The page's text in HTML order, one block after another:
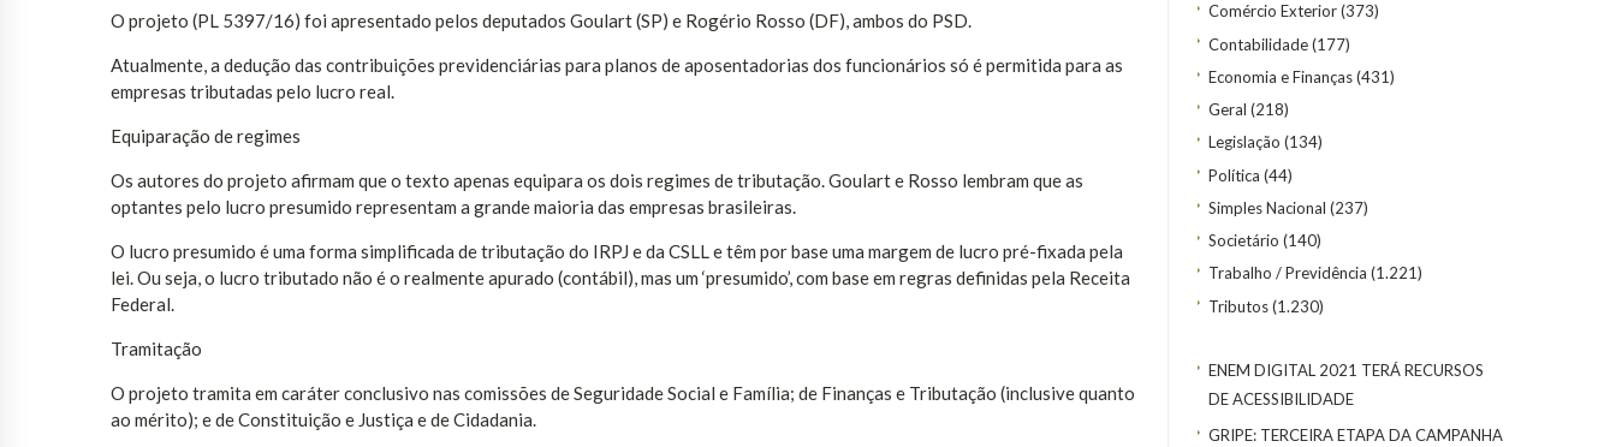
Comércio Exterior(373)
Contabilidade(177)
Economia e Finanças(431)
Geral (218)
Legislação (134)
Política (44)
Simples Nacional (237)
Societário (140)
Trabalho / Previdência (1.221)
Tributos(1.230)
ENEM DIGITAL 2021 TERÁ RECURSOS
DE ACESSIBILIDADE
GRIPE: TERCEIRA ETAPA DA CAMPANHA
O projeto (PL 5397/16) foi apresentado pelos deputados Goulart (SP) e Rogério Rosso (DF), ambos do PSD.
Atualmente, a dedução das contribuições previdenciárias para planos de aposentadorias dos funcionários só é permitida para as
empresas tributadas pelo lucro real.
Equiparação de regimes
Os autores do projeto afirmam que o texto apenas equipara os dois regimes de tributação. Goulart e Rosso lembram que as
optantes pelo lucro presumido representam a grande maioria das empresas brasileiras.
O lucro presumido é uma forma simplificada de tributação do IRPJ e da CSLL e têm por base uma margem de lucro pré-fixada pela
lei. Ou seja, o lucro tributado não é o realmente apurado (contábil), mas um ‘presumido’, com base em regras definidas pela Receita
Federal.
Tramitação
O projeto tramita em caráter conclusivo nas comissões de Seguridade Social e Família; de Finanças e Tributação (inclusive quanto
ao mérito); e de Constituição e Justiça e de Cidadania.